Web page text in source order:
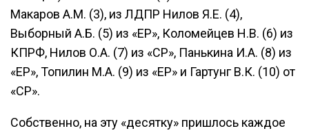
Макаров А.М. (3), из ЛДПР Нилов Я.Е. (4),
Выборный А.Б. (5) из «ЕР», Коломейцев Н.В. (6) из
КПРФ, Нилов О.А. (7) из «СР», Панькина И.А. (8) из
«ЕР», Топилин М.А. (9) из «ЕР» и Гартунг В.К. (10) от
«СР».
Собственно, на эту «десятку» пришлось каждое